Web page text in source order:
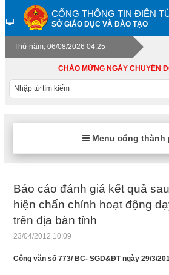
CỔNG THÔNG TIN ĐIỆN
SỞ GIÁO DỤC VÀ ĐÀO TẠO
Thứ năm, 06/08/2026 04:25
CHÀO MỪNG NGÀY CHUYỂN
Menu cổng thành
Báo cáo đánh giá kết quả
hiện chấn chỉnh hoạt động
trên địa bàn tỉnh
23/04/2012 10:09
Công văn số 773/ BC- SGD&ĐT ngày 29/3/